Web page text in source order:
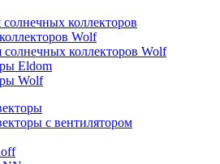
коллекторов
Wolf
коллекторов Wolf
Eldom
Wolf
с вентилятором